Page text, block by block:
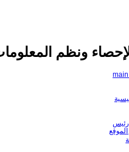
ونظم
رئيس
الموقع